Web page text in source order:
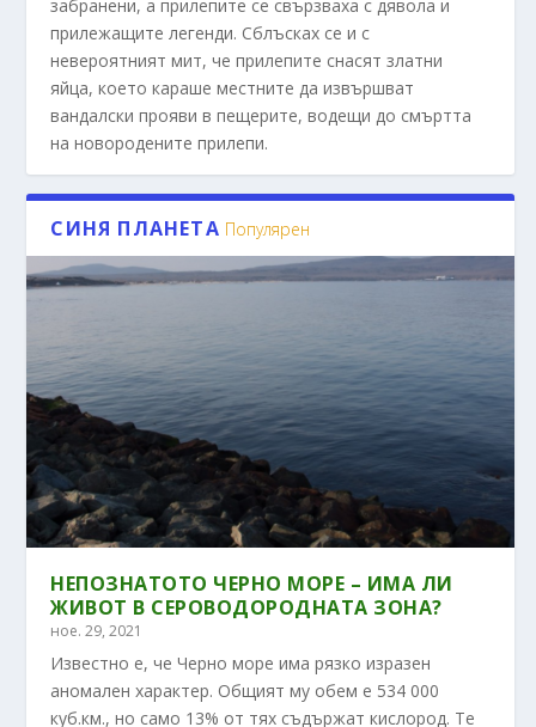
забранени, а прилепите се свързваха с дявола и
прилежащите легенди. Сблъсках се и с
невероятният мит, че прилепите снасят златни
яйца, което караше местните да извършват
вандалски прояви в пещерите, водещи до смъртта
на новородените прилепи.
СИНЯ ПЛАНЕТА Популярен
НЕПОЗНАТОТО ЧЕРНО МОРЕ – ИМА ЛИ
ЖИВОТ В СЕРОВОДОРОДНАТА ЗОНА?
ное. 29, 2021
Известно е, че Черно море има рязко изразен
аномален характер. Общият му обем е 534 000
куб.км., но само 13% от тях съдържат кислород. Те